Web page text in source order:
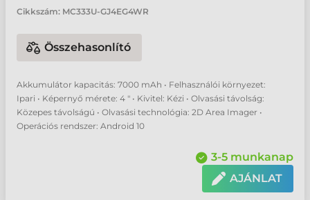
Cikkszám: MC333U-GJ4EG4WR
Összehasonlító
Akkumulátor kapacitás: 7000 mAh • Felhasználói környezet:
Ipari • Képernyő mérete: 4 " • Kivitel: Kézi • Olvasási távolság:
Közepes távolságú • Olvasási technológia: 2D Area Imager •
Operációs rendszer: Android 10
3-5 munkanap
AJÁNLAT